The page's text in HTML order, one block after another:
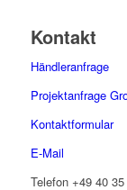
Kontakt
Händleranfrage
Projektanfrage
Kontaktformular
E-Mail
Telefon +49 40